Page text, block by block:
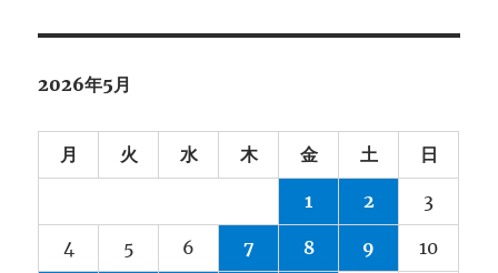
2026年5月
月 火 水 木 金 土 日
1 2 3
4 5 6 7 8 9 10